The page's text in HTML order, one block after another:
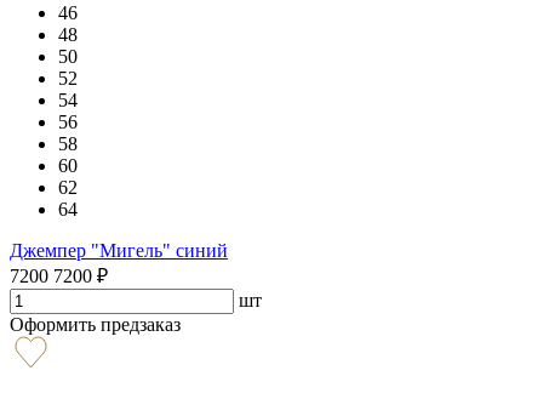
46
48
50
52
54
56
58
60
62
64
Джемпер "Мигель" синий
7200 7200 ₽
шт
Оформить предзаказ